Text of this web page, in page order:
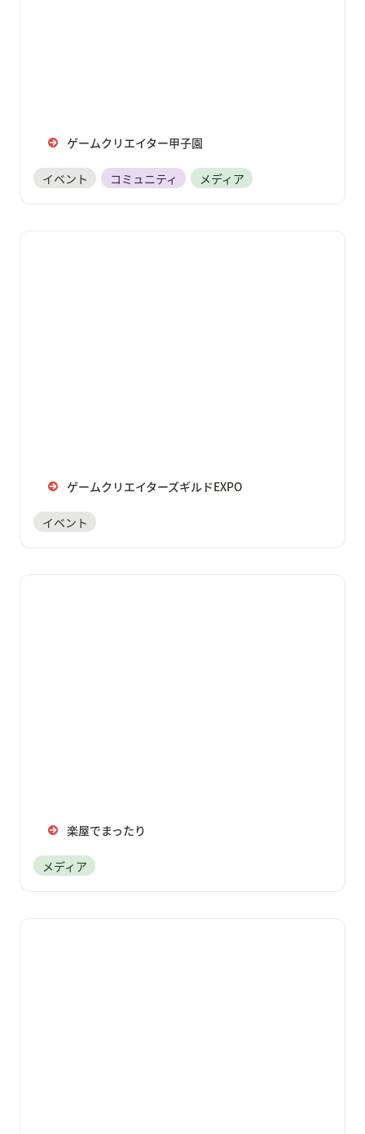
ゲームクリエイター甲子園
イベント コミュニティ メディア
ゲームクリエイターズギルドEXPO
ゲームクリエイターズギルドEXPO
イベント
楽屋でまったり
楽屋でまったり
メディア
ゲームクリエイターズギルド公式CH